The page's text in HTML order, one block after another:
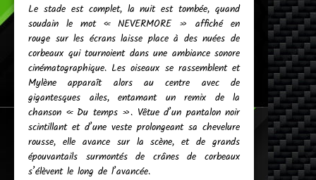
Le stade est complet, la nuit est tombée, quand
soudain le mot « NEVERMORE » affiché en
rouge sur les écrans laisse place à des nuées de
corbeaux qui tournoient dans une ambiance sonore
cinématographique. Les oiseaux se rassemblent et
Mylène apparaît alors au centre avec de
gigantesques ailes, entamant un remix de la
chanson « Du temps ». Vêtue d’un pantalon noir
scintillant et d’une veste prolongeant sa chevelure
rousse, elle avance sur la scène, et de grands
épouvantails surmontés de crânes de corbeaux
s’élèvent le long de l’avancée.